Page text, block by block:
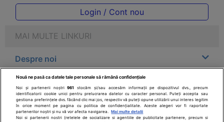
Login / Cont nou
MAI MULTE LINKURI
Despre noi
Legal
Drepturile consumatorului
Nouă ne pasă ca datele tale personale să rămână confidențiale
Noi și partenerii noștri961
stocăm și/sau accesăm informații pe dispozitivul dvs., precum
identificatorii cookie unici pentru prelucrarea datelor cu caracter personal. Puteți accepta sau
gestiona preferințele dvs. făcând clic mai jos, respectiv vă puteți opune utilizării unui interes legitim
în orice moment pe pagina cu politica de confidențialitate. Aceste alegeri vor fi raportate
partenerilor noștri și nu vă vor afecta navigarea.
Mai multe detalii
Noi si partenerii nostri (retelele de socializare si agentiile de publicitate partenere, precum si